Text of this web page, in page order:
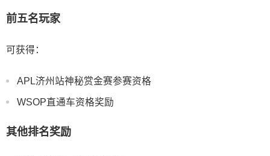
前五名玩家
可获得：
APL济州站神秘赏金赛参赛资格
WSOP直通车资格奖励
其他排名奖励